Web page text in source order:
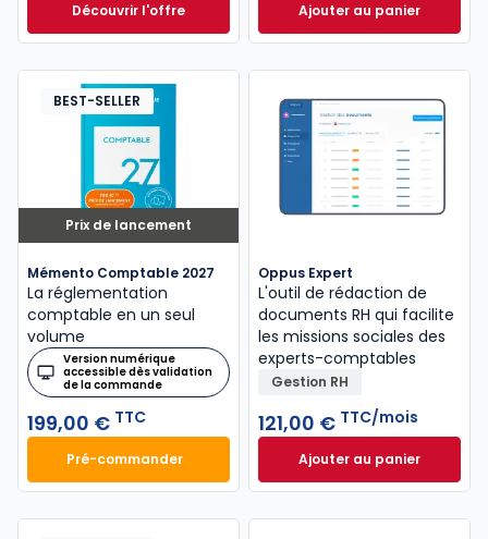
Découvrir l'offreGenIA-L Expert-comptable à partir de
Dès
Ajouter au panier
Mémento Fiscal
Prix de lancement
BEST-SELLER
Mémento Comptable 2027
La réglementation
comptable en un seul
volume
Version numérique
accessible dès validation
de la commande
199,00 € TTC
Pré-commanderMémento Comptable 2027 à 199,00 € TTC
Oppus Expert
L'outil de rédaction de
documents RH qui facilite
les missions sociales des
experts-comptables
Gestion RH
121,00 € TTC/mois
Ajouter au panier
Oppus Expert à